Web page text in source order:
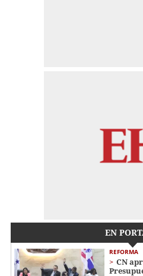
EN
REFORMA
CN